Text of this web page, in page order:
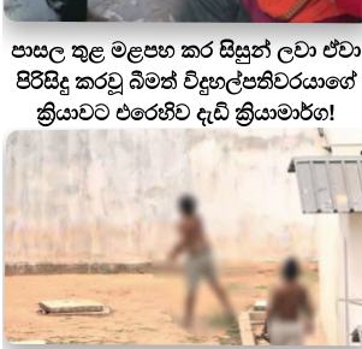
පාසල තුළ මළපහ කර සිසුන් ලවා ඒවා
පිරිසිදු කරවූ බීමත් විදුහල්පතිවරයාගේ
ක්‍රියාවට එරෙහිව දැඩි ක්‍රියාමාර්ග!